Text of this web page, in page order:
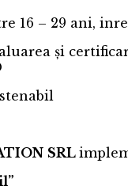
16 – 29 ani,
certificarea
SRL